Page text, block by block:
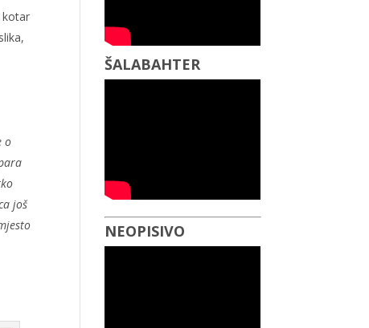
kotar
o
još
ŠALABAHTER
NEOPISIVO